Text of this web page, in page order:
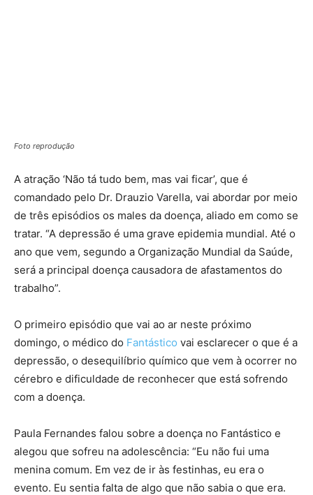
Foto reprodução
A atração ‘Não tá tudo bem, mas vai ficar’, que é
comandado pelo Dr. Drauzio Varella, vai abordar por meio
de três episódios os males da doença, aliado em como se
tratar. “A depressão é uma grave epidemia mundial. Até o
ano que vem, segundo a Organização Mundial da Saúde,
será a principal doença causadora de afastamentos do
trabalho”.
O primeiro episódio que vai ao ar neste próximo
domingo, o médico do Fantástico vai esclarecer o que é a
depressão, o desequilíbrio químico que vem à ocorrer no
cérebro e dificuldade de reconhecer que está sofrendo
com a doença.
Paula Fernandes falou sobre a doença no Fantástico e
alegou que sofreu na adolescência: “Eu não fui uma
menina comum. Em vez de ir às festinhas, eu era o
evento. Eu sentia falta de algo que não sabia o que era.